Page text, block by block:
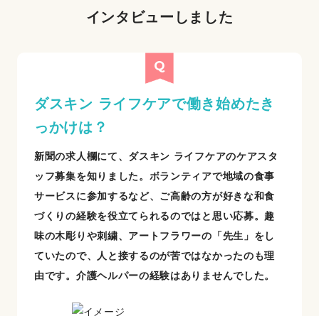
インタビューしました
ダスキン ライフケアで働き始めたき
っかけは？
新聞の求人欄にて、ダスキン ライフケアのケアスタ
ッフ募集を知りました。ボランティアで地域の食事
サービスに参加するなど、ご高齢の方が好きな和食
づくりの経験を役立てられるのではと思い応募。趣
味の木彫りや刺繍、アートフラワーの「先生」をし
ていたので、人と接するのが苦ではなかったのも理
由です。介護ヘルパーの経験はありませんでした。